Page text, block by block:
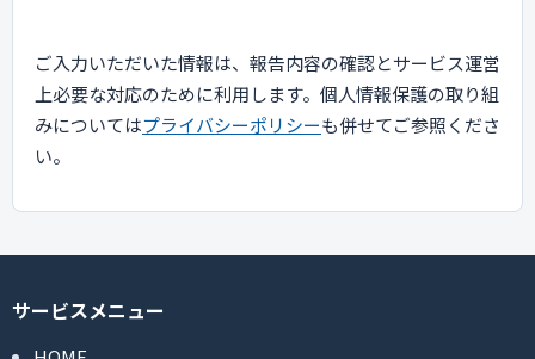
ご入力いただいた情報は、報告内容の確認とサービス運営
上必要な対応のために利用します。個人情報保護の取り組
みについてはプライバシーポリシーも併せてご参照くださ
い。
サービスメニュー